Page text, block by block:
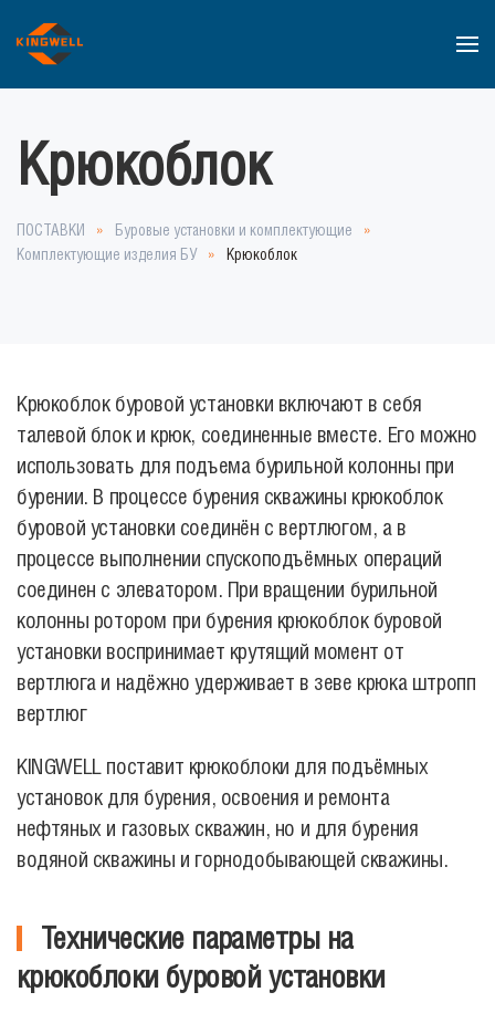
Перейти к содержимому
Крюкоблок
ПОСТАВКИ
Буровые установки и комплектующие
Комплектующие изделия БУ
Крюкоблок
Крюкоблок буровой установки включают в себя
талевой блок и крюк, соединенные вместе. Его можно
использовать для подъема бурильной колонны при
бурении. В процессе бурения скважины крюкоблок
буровой установки соединён с вертлюгом, а в
процессе выполнении спускоподъёмных операций
соединен с элеватором. При вращении бурильной
колонны ротором при бурения крюкоблок буровой
установки воспринимает крутящий момент от
вертлюга и надёжно удерживает в зеве крюка штропп
вертлюг
KINGWELL поставит крюкоблоки для подъёмных
установок для бурения, освоения и ремонта
нефтяных и газовых скважин, но и для бурения
водяной скважины и горнодобывающей скважины.
Технические параметры на
крюкоблоки буровой установки